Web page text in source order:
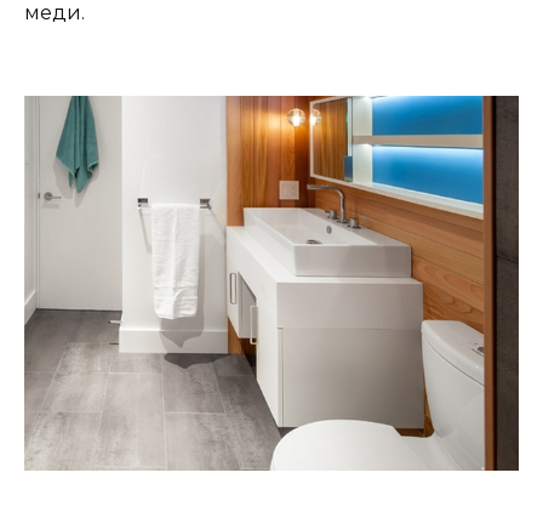
меди.